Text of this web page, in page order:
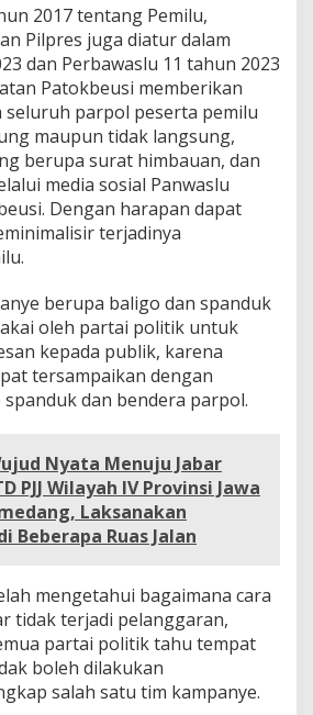
n
P
a
t
o
k
B
u
s
i
K
p
a
t
n
S
a
n
g
s
u
h
B
e
r
u
2017 tentang Pemilu,
Pilpres juga diatur dalam
dan Perbawaslu 11 tahun 2023
Patokbeusi memberikan
seluruh parpol peserta pemilu
maupun tidak langsung,
berupa surat himbauan, dan
media sosial Panwaslu
Dengan harapan dapat
terjadinya
berupa baligo dan spanduk
oleh partai politik untuk
kepada publik, karena
tersampaikan dengan
dan bendera parpol.
Nyata Menuju Jabar
PJJ Wilayah IV Provinsi Jawa
Laksanakan
Beberapa Ruas Jalan
mengetahui bagaimana cara
tidak terjadi pelanggaran,
partai politik tahu tempat
boleh dilakukan
salah satu tim kampanye.